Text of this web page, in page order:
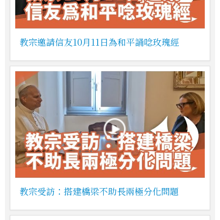
教宗邀請信友10月11日為和平誦唸玫瑰經
教宗受訪：搭建橋梁不助長兩極分化問題